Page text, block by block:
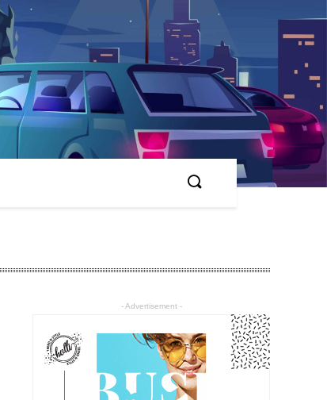
- Advertisement -